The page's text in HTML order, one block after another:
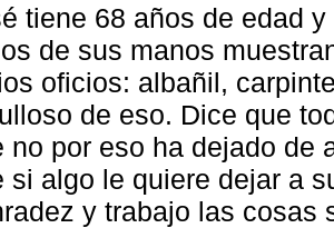
tiene 68 años de edad
de sus manos
oficios: albañil,
de eso. Dice que
no por eso ha dejado de
si algo le quiere dejar a
y trabajo las cosas